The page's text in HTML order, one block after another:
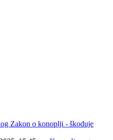
Zakon o konoplji - škoduje